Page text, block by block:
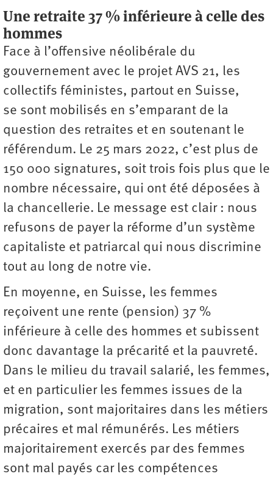
Une retraite 37 % inférieure à celle des
hommes
Face à l’offensive néolibérale du
gouvernement avec le projet AVS 21, les
collectifs féministes, partout en Suisse,
se sont mobilisés en s’emparant de la
question des retraites et en soutenant le
référendum. Le 25 mars 2022, c’est plus de
150 000 signatures, soit trois fois plus que le
nombre nécessaire, qui ont été déposées à
la chancellerie. Le message est clair : nous
refusons de payer la réforme d’un système
capitaliste et patriarcal qui nous discrimine
tout au long de notre vie.
En moyenne, en Suisse, les femmes
reçoivent une rente (pension) 37 %
inférieure à celle des hommes et subissent
donc davantage la précarité et la pauvreté.
Dans le milieu du travail salarié, les femmes,
et en particulier les femmes issues de la
migration, sont majoritaires dans les métiers
précaires et mal rémunérés. Les métiers
majoritairement exercés par des femmes
sont mal payés car les compétences